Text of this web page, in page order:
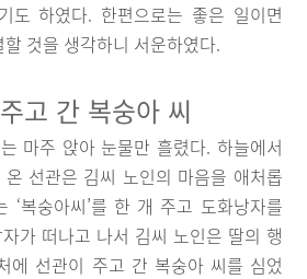
도 하였다. 한편으로는 좋은 일이면
것을 생각하니 서운하였다.
고 간 복숭아 씨
마주 앉아 눈물만 흘렸다. 하늘에서
선관은 김씨 노인의 마음을 애처롭
‘복숭아씨’를 한 개 주고 도화낭자를
가 떠나고 나서 김씨 노인은 딸의 행
에 선관이 주고 간 복숭아 씨를 심었